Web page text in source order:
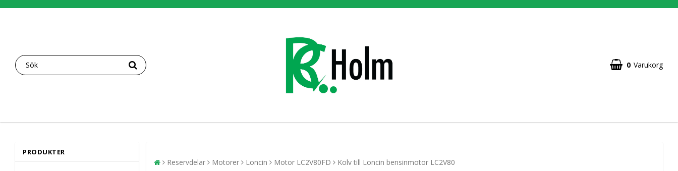
0 Varukorg
PRODUKTER
Reservdelar Motorer Loncin Motor LC2V80FD Kolv till Loncin bensinmotor LC2V80